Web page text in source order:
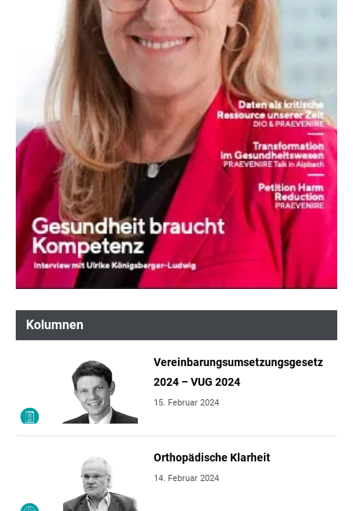
Kolumnen
Vereinbarungsumsetzungsgesetz
2024 – VUG 2024
15. Februar 2024
Orthopädische Klarheit
14. Februar 2024